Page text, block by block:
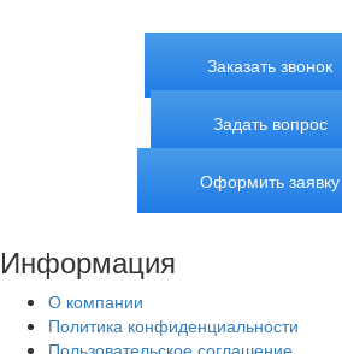
Заказать звонок
Задать вопрос
Оформить заявку
Информация
О компании
Политика конфиденциальности